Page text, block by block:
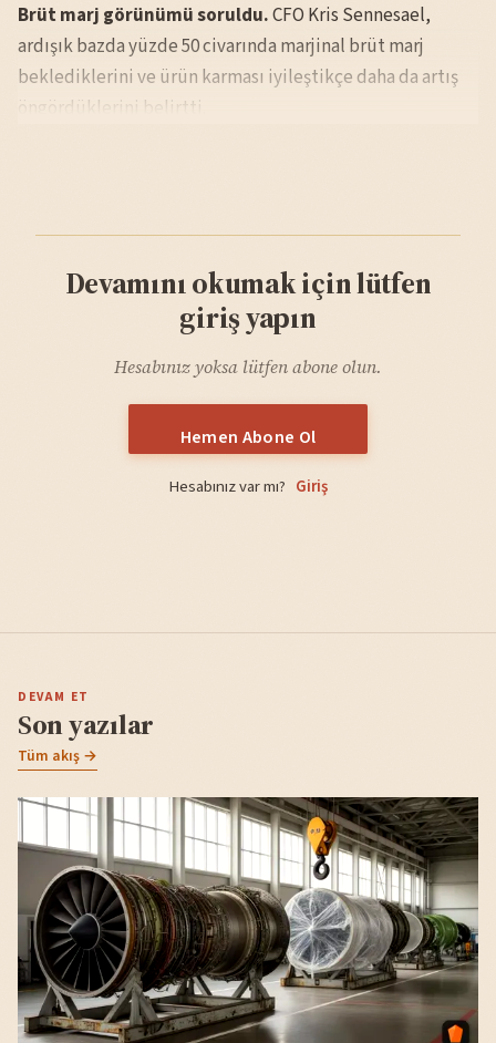
Brüt marj görünümü soruldu.CFO Kris Sennesael,
ardışık bazda yüzde 50 civarında marjinal brüt marj
beklediklerini ve ürün karması iyileştikçe daha da artış
öngördüklerini belirtti.
Devamını okumak için lütfen
giriş yapın
Hesabınız yoksa lütfen abone olun.
Hemen Abone Ol
Hesabınız var mı? Giriş
DEVAM ET
Son yazılar
Tüm akış →